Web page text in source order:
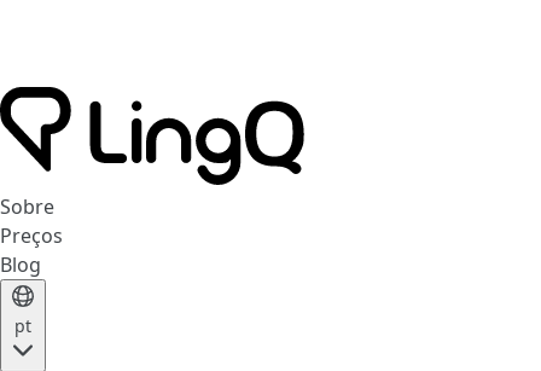
Sobre
Preços
Blog
pt